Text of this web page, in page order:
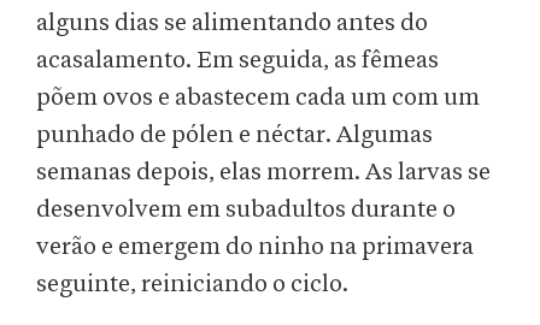
alguns dias se alimentando antes do
acasalamento. Em seguida, as fêmeas
põem ovos e abastecem cada um com um
punhado de pólen e néctar. Algumas
semanas depois, elas morrem. As larvas se
desenvolvem em subadultos durante o
verão e emergem do ninho na primavera
seguinte, reiniciando o ciclo.